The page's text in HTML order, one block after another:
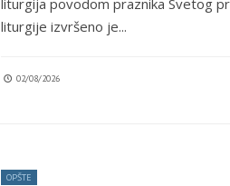
liturgija povodom praznika Svetog
liturgije izvršeno je...
02/08/2026
OPŠTE